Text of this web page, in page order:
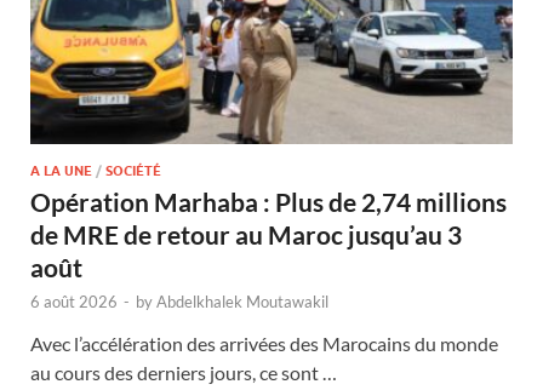
A LA UNE / SOCIÉTÉ
Opération Marhaba : Plus de 2,74 millions
de MRE de retour au Maroc jusqu’au 3
août
6 août 2026 - byAbdelkhalek Moutawakil
Avec l’accélération des arrivées des Marocains du monde
au cours des derniers jours, ce sont …